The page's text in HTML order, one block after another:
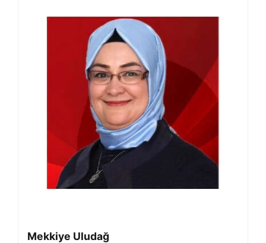
Mekkiye Uludağ